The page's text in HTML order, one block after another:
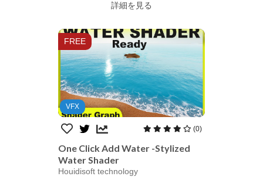
詳細を見る
FREE
VFX
(0)
One Click Add Water -Stylized
Water Shader
Houidisoft technology